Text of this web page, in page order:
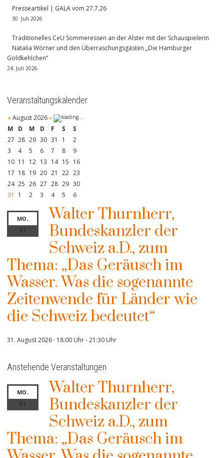
Presseartikel | GALA vom 27.7.26
30. Juli 2026
Traditionelles CeU Sommeressen an der Alster mit der Schauspielerin
Natalia Wörner und den Überraschungsgästen „Die Hamburger
Goldkehlchen“
24. Juli 2026
Veranstaltungskalender
« August 2026»
M
D M D F S
S
27 28 29 30 31 1
2
3
4 5 6 7 8
9
10 11 12 13 14 15 16
17 18 19 20 21 22 23
24 25 26 27 28 29 30
31
1 2 3 4 5 6
MO.
31
Walter Thurnherr,
Bundeskanzler der
Schweiz a.D., zum
Thema: „Das Geräusch im
Wasser. Was die sogenannte
Zeitenwende für Länder wie
die Schweiz bedeutet“
31. August 2026 · 18:00 Uhr-21:30 Uhr
Anstehende Veranstaltungen
MO.
31
Walter Thurnherr,
Bundeskanzler der
Schweiz a.D., zum
Thema: „Das Geräusch im